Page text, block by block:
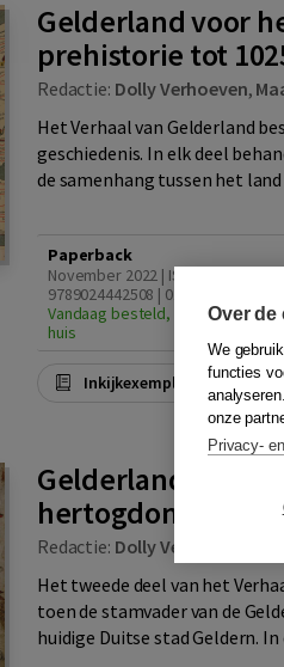
Gelderland voor
prehistorie tot
Redactie: Dolly Verhoeven,
Het Verhaal van Gelderland
geschiedenis. In elk deel
de samenhang tussen het land
Paperback
November 2022 | ISBN
9789024442508 | 01.01
Vandaag besteld, dinsdag in
huis
Inkijkexemplaar
Gelderland als
hertogdom (van
Redactie: Dolly Verhoeven
Het tweede deel van het
toen de stamvader van de
huidige Duitse stad Geldern. In
Over de
We
functies
onze
Privacy-